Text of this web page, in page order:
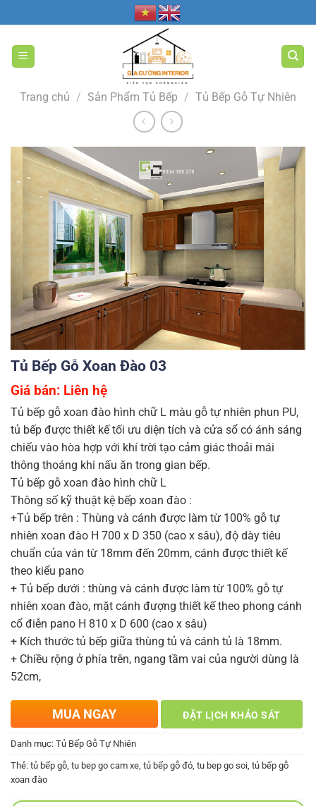
qua
nội
dung
Trang chủ / Sản Phẩm Tủ Bếp / Tủ Bếp Gỗ Tự Nhiên
Tủ Bếp Gỗ Xoan Đào 03
Giá bán: Liên hệ
Tủ bếp gỗ xoan đào hình chữ L màu gỗ tự nhiên phun PU,
tủ bếp được thiết kế tối ưu diện tích và cửa sổ có ánh sáng
chiếu vào hòa hợp với khí trời tạo cảm giác thoải mái
thông thoáng khi nấu ăn trong gian bếp.
Tủ bếp gỗ xoan đào hình chữ L
Thông số kỹ thuật kệ bếp xoan đào :
+Tủ bếp trên : Thùng và cánh được làm từ 100% gỗ tự
nhiên xoan đào H 700 x D 350 (cao x sâu), độ dày tiêu
chuẩn của ván từ 18mm đến 20mm, cánh được thiết kế
theo kiểu pano
+ Tủ bếp dưới : thùng và cánh được làm từ 100% gỗ tự
nhiên xoan đào, mặt cánh đượng thiết kế theo phong cánh
cổ điễn pano H 810 x D 600 (cao x sâu)
+ Kích thước tủ bếp giữa thùng tủ và cánh tủ là 18mm.
+ Chiều rộng ở phía trên, ngang tầm vai của người dùng là
52cm,
MUA NGAY ĐẶT LỊCH KHẢO SÁT
Danh mục: Tủ Bếp Gỗ Tự Nhiên
Thẻ: tủ bếp gỗ, tu bep go cam xe, tủ bếp gỗ đỏ, tu bep go soi, tủ bếp gỗ
xoan đào